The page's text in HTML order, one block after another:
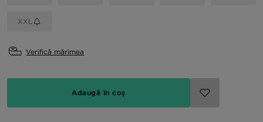
XXL
Verifică mărimea
Adaugă în coș